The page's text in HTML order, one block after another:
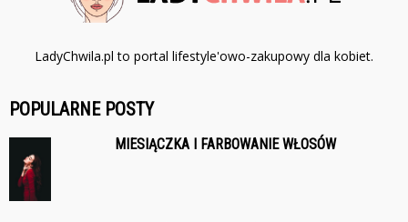
LadyChwila.pl to portal lifestyle'owo-zakupowy dla kobiet.
POPULARNE POSTY
MIESIĄCZKA I FARBOWANIE WŁOSÓW